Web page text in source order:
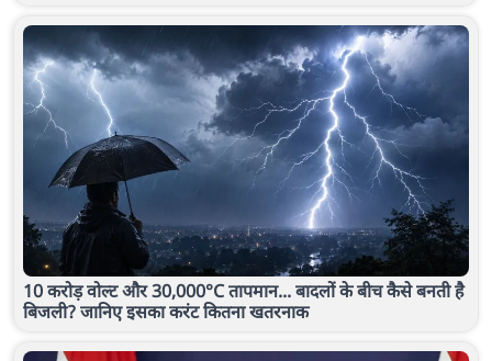
10 करोड़ वोल्ट और 30,000°C तापमान... बादलों के बीच कैसे बनती है
बिजली? जानिए इसका करंट कितना खतरनाक